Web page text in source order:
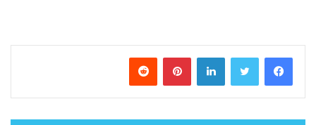
فيسبوك تويتر لينكدإن بينتيريست